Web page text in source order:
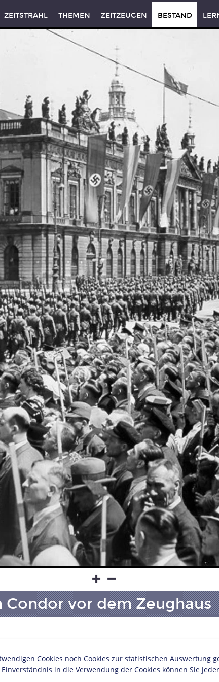
ZEITSTRAHL THEMEN ZEITZEUGEN BESTAND
Condor vor dem Zeughaus
Museum, Berlin
Cookies noch Cookies zur statistischen Auswertung
in die Verwendung der Cookies können Sie